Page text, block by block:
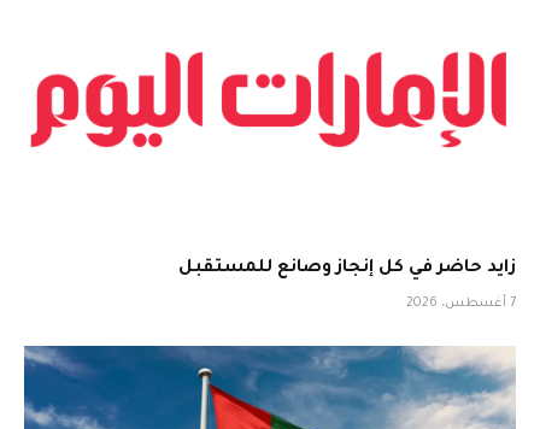
زايد حاضر في كل إنجاز وصانع للمستقبل
7 أغسطس، 2026